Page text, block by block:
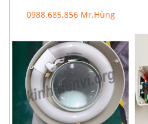
0988.685.856 Mr.Hùng